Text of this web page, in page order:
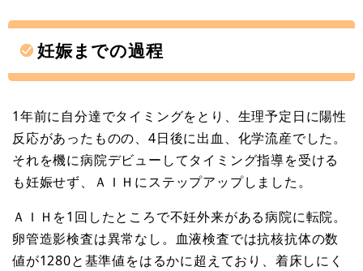
妊娠までの過程
1年前に自分達でタイミングをとり、生理予定日に陽性
反応があったものの、4日後に出血、化学流産でした。
それを機に病院デビューしてタイミング指導を受ける
も妊娠せず、ＡＩＨにステップアップしました。
ＡＩＨを1回したところで不妊外来がある病院に転院。
卵管造影検査は異常なし。血液検査では抗核抗体の数
値が1280と基準値をはるかに超えており、着床しにく